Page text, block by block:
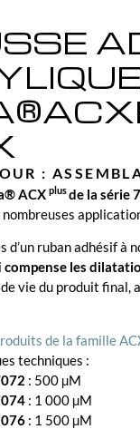
:
ACX plusde la série
nombreuses
d’un ruban adhésif
compense les
vie du produit final,
de la famille
techniques :
: 500 µM
: 1 000 µM
: 1 500 µM